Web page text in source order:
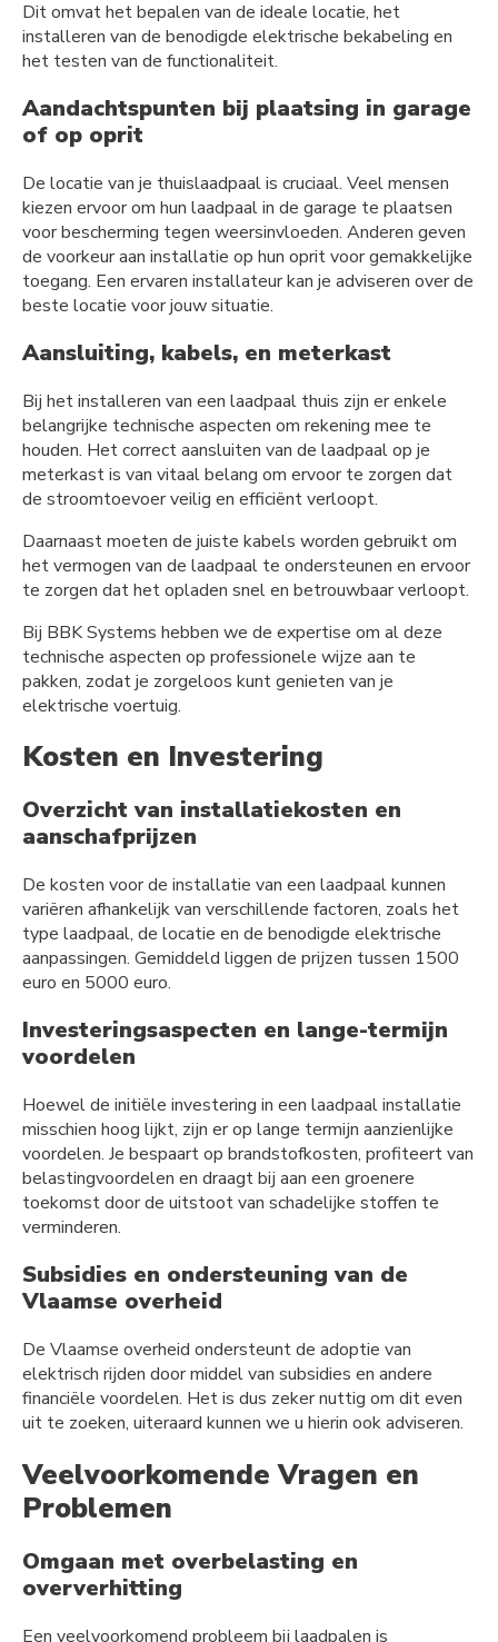
Dit omvat het bepalen van de ideale locatie, het
installeren van de benodigde elektrische bekabeling en
het testen van de functionaliteit.
Aandachtspunten bij plaatsing in garage
of op oprit
De locatie van je thuislaadpaal is cruciaal. Veel mensen
kiezen ervoor om hun laadpaal in de garage te plaatsen
voor bescherming tegen weersinvloeden. Anderen geven
de voorkeur aan installatie op hun oprit voor gemakkelijke
toegang. Een ervaren installateur kan je adviseren over de
beste locatie voor jouw situatie.
Aansluiting, kabels, en meterkast
Bij het installeren van een laadpaal thuis zijn er enkele
belangrijke technische aspecten om rekening mee te
houden. Het correct aansluiten van de laadpaal op je
meterkast is van vitaal belang om ervoor te zorgen dat
de stroomtoevoer veilig en efficiënt verloopt.
Daarnaast moeten de juiste kabels worden gebruikt om
het vermogen van de laadpaal te ondersteunen en ervoor
te zorgen dat het opladen snel en betrouwbaar verloopt.
Bij BBK Systems hebben we de expertise om al deze
technische aspecten op professionele wijze aan te
pakken, zodat je zorgeloos kunt genieten van je
elektrische voertuig.
Kosten en Investering
Overzicht van installatiekosten en
aanschafprijzen
De kosten voor de installatie van een laadpaal kunnen
variëren afhankelijk van verschillende factoren, zoals het
type laadpaal, de locatie en de benodigde elektrische
aanpassingen. Gemiddeld liggen de prijzen tussen 1500
euro en 5000 euro.
Investeringsaspecten en lange-termijn
voordelen
Hoewel de initiële investering in een laadpaal installatie
misschien hoog lijkt, zijn er op lange termijn aanzienlijke
voordelen. Je bespaart op brandstofkosten, profiteert van
belastingvoordelen en draagt bij aan een groenere
toekomst door de uitstoot van schadelijke stoffen te
verminderen.
Subsidies en ondersteuning van de
Vlaamse overheid
De Vlaamse overheid ondersteunt de adoptie van
elektrisch rijden door middel van subsidies en andere
financiële voordelen. Het is dus zeker nuttig om dit even
uit te zoeken, uiteraard kunnen we u hierin ook adviseren.
Veelvoorkomende Vragen en
Problemen
Omgaan met overbelasting en
oververhitting
Een veelvoorkomend probleem bij laadpalen is